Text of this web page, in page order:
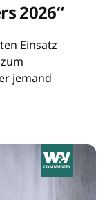
2026“
Einsatz
jemand